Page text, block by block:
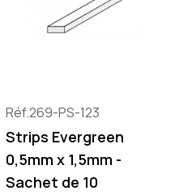
Réf.269-PS-123
Strips Evergreen
0,5mm x 1,5mm -
Sachet de 10